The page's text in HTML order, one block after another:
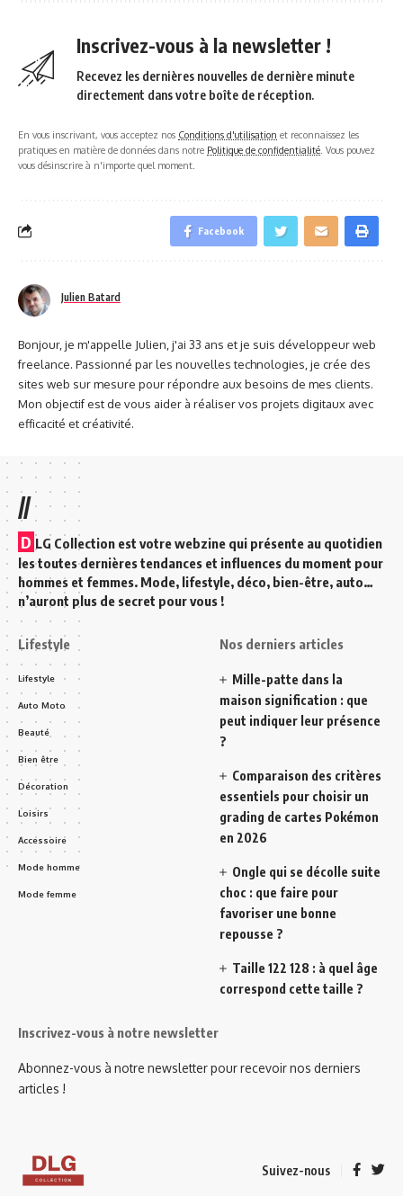
Inscrivez-vous à la newsletter !
Recevez les dernières nouvelles de dernière minute
directement dans votre boîte de réception.
En vous inscrivant, vous acceptez nos Conditions d'utilisation et reconnaissez les
pratiques en matière de données dans notre Politique de confidentialité . Vous pouvez
vous désinscrire à n'importe quel moment.
Facebook
Julien Batard
Bonjour, je m'appelle Julien, j'ai 33 ans et je suis développeur web
freelance. Passionné par les nouvelles technologies, je crée des
sites web sur mesure pour répondre aux besoins de mes clients.
Mon objectif est de vous aider à réaliser vos projets digitaux avec
efficacité et créativité.
//
D LG Collection est votre webzine qui présente au quotidien
les toutes dernières tendances et influences du moment pour
hommes et femmes. Mode, lifestyle, déco, bien-être, auto…
n’auront plus de secret pour vous !
Lifestyle
Lifestyle
Auto Moto
Beauté
Bien être
Décoration
Loisirs
Accessoire
Mode homme
Mode femme
Nos derniers articles
Mille-patte dans la
maison signification : que
peut indiquer leur présence
?
Comparaison des critères
essentiels pour choisir un
grading de cartes Pokémon
en 2026
Ongle qui se décolle suite
choc : que faire pour
favoriser une bonne
repousse ?
Taille 122 128 : à quel âge
correspond cette taille ?
Inscrivez-vous à notre newsletter
Abonnez-vous à notre newsletter pour recevoir nos derniers
articles !
Suivez-nous